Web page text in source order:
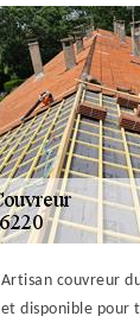
Artisan couvreur
et disponible pour